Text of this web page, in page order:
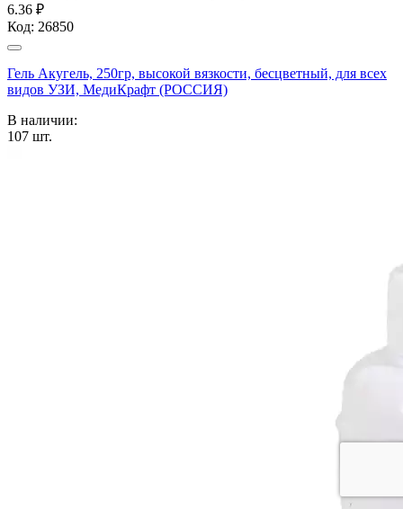
6.36 ₽
Код: 26850
Гель Акугель, 250гр, высокой вязкости, бесцветный, для всех
видов УЗИ, МедиКрафт (РОССИЯ)
В наличии:
107 шт.